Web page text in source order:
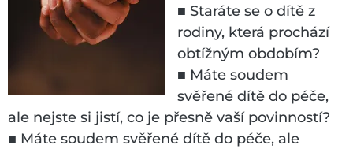
■ Staráte se o dítě z
rodiny, která prochází
obtížným obdobím?
■ Máte soudem
svěřené dítě do péče,
ale nejste si jistí, co je přesně vaší povinností?
■ Máte soudem svěřené dítě do péče, ale